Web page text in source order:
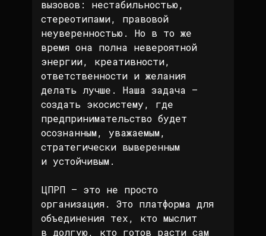
вызовов: нестабильностью,
стереотипами, правовой
неуверенностью. Но в то же
время она полна невероятной
энергии, креативности,
ответственности и желания
делать лучше. Наша задача —
создать экосистему, где
предпринимательство будет
осознанным, уважаемым,
стратегически выверенным
и устойчивым.
ЦПРП — это не просто
организация. Это платформа для
объединения тех, кто мыслит
в долгую, кто готов расти сам